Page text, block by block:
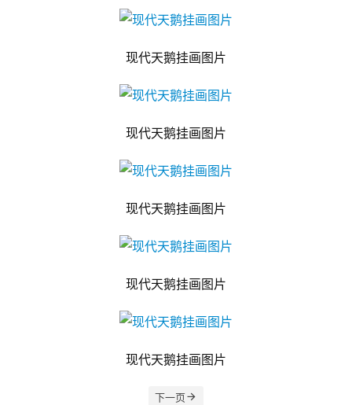
现代天鹅挂画图片
现代天鹅挂画图片
现代天鹅挂画图片
现代天鹅挂画图片
现代天鹅挂画图片
下一页